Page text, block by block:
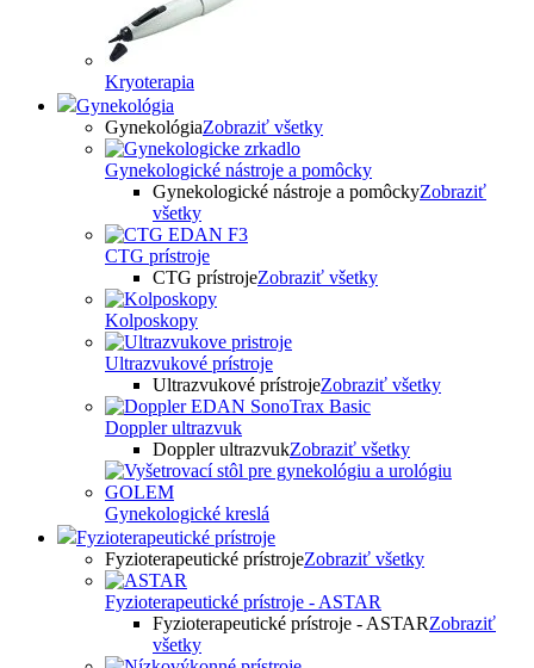
Kryoterapia
Gynekológia
GynekológiaZobraziť všetky
Gynekologické nástroje a pomôcky
Gynekologické nástroje a pomôckyZobraziť
všetky
CTG prístroje
CTG prístrojeZobraziť všetky
Kolposkopy
Ultrazvukové prístroje
Ultrazvukové prístrojeZobraziť všetky
Doppler ultrazvuk
Doppler ultrazvukZobraziť všetky
Gynekologické kreslá
Fyzioterapeutické prístroje
Fyzioterapeutické prístrojeZobraziť všetky
Fyzioterapeutické prístroje - ASTAR
Fyzioterapeutické prístroje - ASTARZobraziť
všetky